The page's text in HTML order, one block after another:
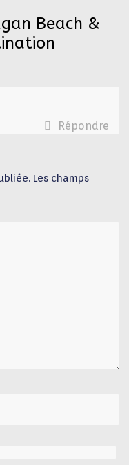
Beach &
Répondre
Les champs